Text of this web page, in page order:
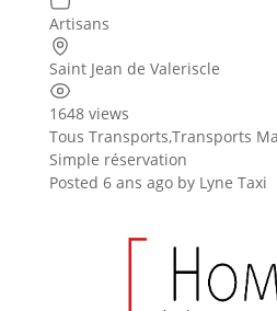
Artisans
Saint Jean de Valeriscle
1648 views
Tous Transports,Transports
Simple réservation
Posted 6 ans agoby Lyne Taxi